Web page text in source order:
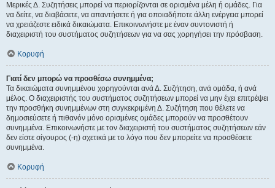
Μερικές Δ. Συζητήσεις μπορεί να περιορίζονται σε ορισμένα μέλη ή ομάδες. Για
να δείτε, να διαβάσετε, να απαντήσετε ή για οποιαδήποτε άλλη ενέργεια μπορεί
να χρειάζεστε ειδικά δικαιώματα. Επικοινωνήστε με έναν συντονιστή ή
διαχειριστή του συστήματος συζητήσεων για να σας χορηγήσει την πρόσβαση.
Κορυφή
Γιατί δεν μπορώ να προσθέσω συνημμένα;
Τα δικαιώματα συνημμένου χορηγούνται ανά Δ. Συζήτηση, ανά ομάδα, ή ανά
μέλος. Ο διαχειριστής του συστήματος συζητήσεων μπορεί να μην έχει επιτρέψει
την προσθήκη συνημμένων στη συγκεκριμένη Δ. Συζήτηση που θέλετε να
δημοσιεύσετε ή πιθανόν μόνο ορισμένες ομάδες μπορούν να προσθέτουν
συνημμένα. Επικοινωνήστε με τον διαχειριστή του συστήματος συζητήσεων εάν
δεν είστε σίγουρος (-η) σχετικά με το λόγο που δεν μπορείτε να προσθέσετε
συνημμένα.
Κορυφή